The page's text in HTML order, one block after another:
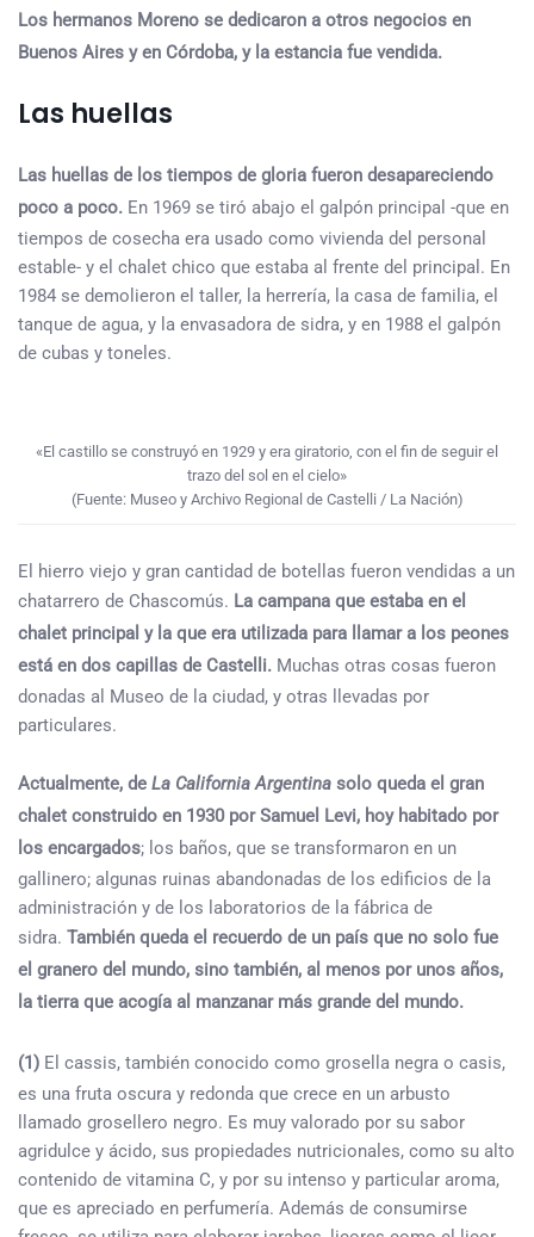
Los hermanos Moreno se dedicaron a otros negocios en
Buenos Aires y en Córdoba, y la estancia fue vendida.
Las huellas
Las huellas de los tiempos de gloria fueron desapareciendo
poco a poco. En 1969 se tiró abajo el galpón principal -que en
tiempos de cosecha era usado como vivienda del personal
estable- y el chalet chico que estaba al frente del principal. En
1984 se demolieron el taller, la herrería, la casa de familia, el
tanque de agua, y la envasadora de sidra, y en 1988 el galpón
de cubas y toneles.
«El castillo se construyó en 1929 y era giratorio, con el fin de seguir el
trazo del sol en el cielo»
(Fuente: Museo y Archivo Regional de Castelli / La Nación)
El hierro viejo y gran cantidad de botellas fueron vendidas a un
chatarrero de Chascomús. La campana que estaba en el
chalet principal y la que era utilizada para llamar a los peones
está en dos capillas de Castelli. Muchas otras cosas fueron
donadas al Museo de la ciudad, y otras llevadas por
particulares.
Actualmente, de La California Argentina solo queda el gran
chalet construido en 1930 por Samuel Levi, hoy habitado por
los encargados; los baños, que se transformaron en un
gallinero; algunas ruinas abandonadas de los edificios de la
administración y de los laboratorios de la fábrica de
sidra. También queda el recuerdo de un país que no solo fue
el granero del mundo, sino también, al menos por unos años,
la tierra que acogía al manzanar más grande del mundo.
(1) El cassis, también conocido como grosella negra o casis,
es una fruta oscura y redonda que crece en un arbusto
llamado grosellero negro. Es muy valorado por su sabor
agridulce y ácido, sus propiedades nutricionales, como su alto
contenido de vitamina C, y por su intenso y particular aroma,
que es apreciado en perfumería. Además de consumirse